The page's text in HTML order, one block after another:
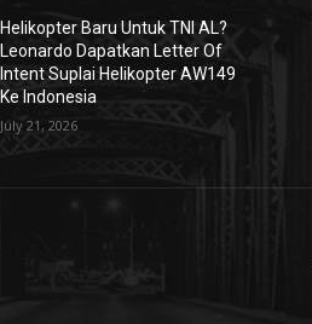
Helikopter Baru Untuk TNI AL?
Leonardo Dapatkan Letter Of
Intent Suplai Helikopter AW149
Ke Indonesia
July 21, 2026